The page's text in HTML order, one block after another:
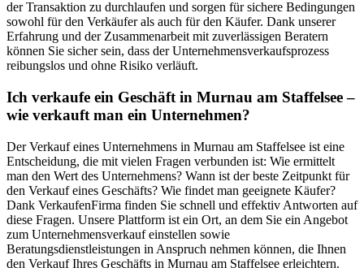
der Transaktion zu durchlaufen und sorgen für sichere Bedingungen
sowohl für den Verkäufer als auch für den Käufer. Dank unserer
Erfahrung und der Zusammenarbeit mit zuverlässigen Beratern
können Sie sicher sein, dass der Unternehmensverkaufsprozess
reibungslos und ohne Risiko verläuft.
Ich verkaufe ein Geschäft in Murnau am Staffelsee –
wie verkauft man ein Unternehmen?
Der Verkauf eines Unternehmens in Murnau am Staffelsee ist eine
Entscheidung, die mit vielen Fragen verbunden ist: Wie ermittelt
man den Wert des Unternehmens? Wann ist der beste Zeitpunkt für
den Verkauf eines Geschäfts? Wie findet man geeignete Käufer?
Dank VerkaufenFirma finden Sie schnell und effektiv Antworten auf
diese Fragen. Unsere Plattform ist ein Ort, an dem Sie ein Angebot
zum Unternehmensverkauf einstellen sowie
Beratungsdienstleistungen in Anspruch nehmen können, die Ihnen
den Verkauf Ihres Geschäfts in Murnau am Staffelsee erleichtern.